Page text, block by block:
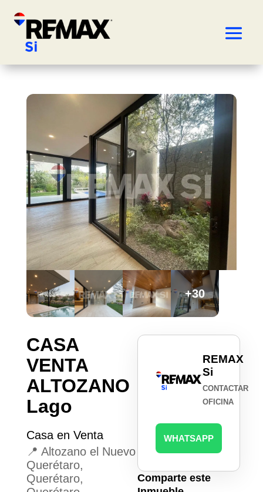
+30
CASA
VENTA
ALTOZANO
Lago
Casa en Venta
📍 Altozano el Nuevo
Querétaro,
Querétaro,
REMAX
Si
CONTACTAR
OFICINA
WHATSAPP
Comparte este